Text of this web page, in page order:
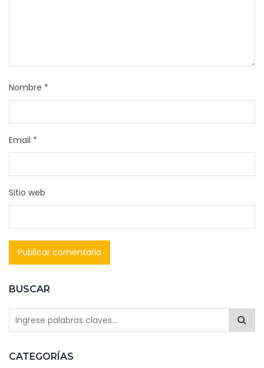
BUSCAR
CATEGORÍAS
Nombre *
Email *
Sitio web